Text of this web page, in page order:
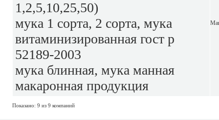
1,2,5,10,25,50)
мука 1 сорта, 2 сорта, мука
витаминизированная гост р
52189-2003
мука блинная, мука манная
макаронная продукция
Показано: 9 из 9 компаний